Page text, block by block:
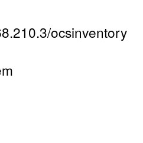
ocsinventory